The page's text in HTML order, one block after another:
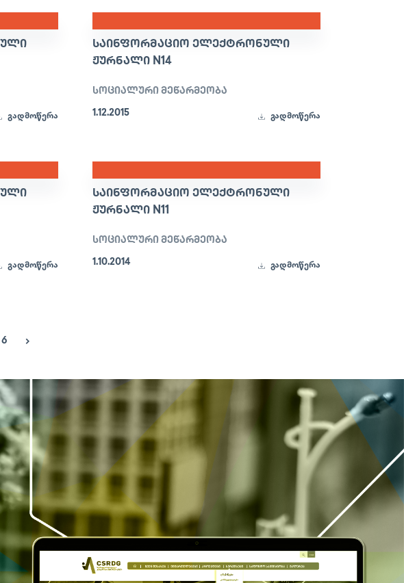
გადმოწერა
ᲡᲐᲘᲜᲤᲝᲠᲛᲐᲪᲘᲝ ᲔᲚᲔᲥᲢᲠᲝᲜᲣᲚᲘ
ᲟᲣᲠᲜᲐᲚᲘ N14
სოციალური მეწარმეობა
1.12.2015 გადმოწერა
გადმოწერა
ᲡᲐᲘᲜᲤᲝᲠᲛᲐᲪᲘᲝ ᲔᲚᲔᲥᲢᲠᲝᲜᲣᲚᲘ
ᲟᲣᲠᲜᲐᲚᲘ N11
სოციალური მეწარმეობა
1.10.2014 გადმოწერა
6